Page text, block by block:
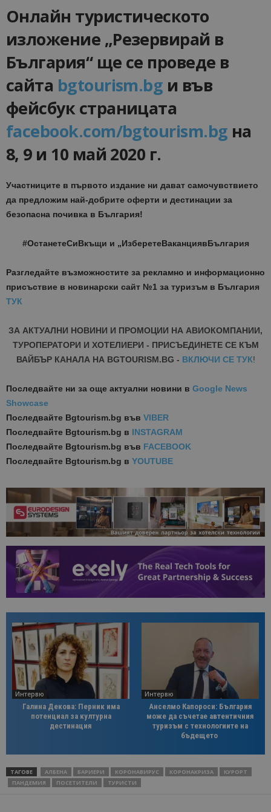
Онлайн туристическото
изложение „Резервирай в
България“ ще се проведе в
сайта bgtourism.bg и във
фейсбук страницата
facebook.com/bgtourism.bg на
8, 9 и 10 май 2020 г.
Участниците в първото издание ни дават самочувствието
да предложим най-добрите оферти и дестинации за
безопасна почивка в България!
#ОстанетеСиВкъщи и „ИзберетеВаканциявБългария
Разгледайте възможностите за рекламно и информационно
присъствие в новинарски сайт №1 за туризъм в България
ТУК
ЗА АКТУАЛНИ НОВИНИ И ПРОМОЦИИ НА АВИОКОМПАНИИ,
ТУРОПЕРАТОРИ И ХОТЕЛИЕРИ - ПРИСЪЕДИНЕТЕ СЕ КЪМ
ВАЙБЪР КАНАЛА НА BGTOURISM.BG - ВКЛЮЧИ СЕ ТУК!
Последвайте ни за още актуални новини в Google News
Showcase
Последвайте Bgtourism.bg във VIBER
Последвайте Bgtourism.bg в INSTAGRAM
Последвайте Bgtourism.bg във FACEBOOK
Последвайте Bgtourism.bg в YOUTUBE
Интервю
Галина Декова: Перник има
потенциал за културна
дестинация
Интервю
Анселмо Капороси: България
може да съчетае автентичния
туризъм с технологиите на
бъдещето
ТАГОВЕ АЛБЕНА БАРИЕРИ КОРОНАВИРУС КОРОНАКРИЗА
КУРОРТ
ПАНДЕМИЯ
ПОСЕТИТЕЛИ ТУРИСТИ